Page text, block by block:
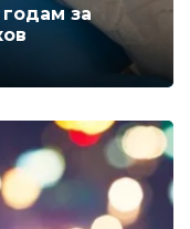
за